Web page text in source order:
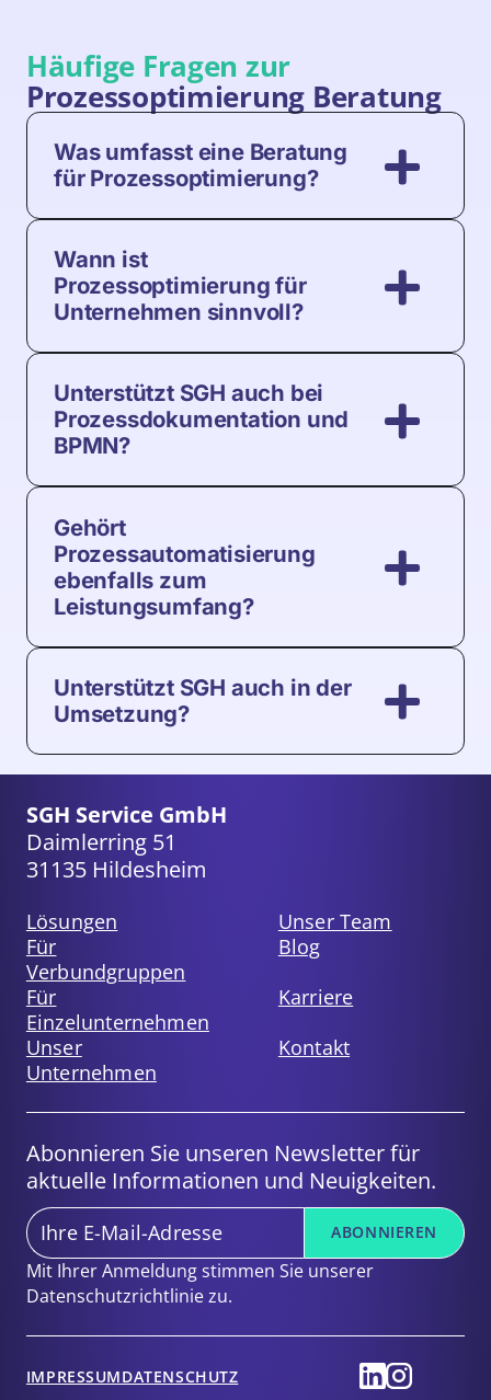
Häufige Fragen zur
Prozessoptimierung Beratung
Was umfasst eine Beratung
für Prozessoptimierung?
Wann ist
Prozessoptimierung für
Unternehmen sinnvoll?
Unterstützt SGH auch bei
Prozessdokumentation und
BPMN?
Gehört
Prozessautomatisierung
ebenfalls zum
Leistungsumfang?
Unterstützt SGH auch in der
Umsetzung?
SGH Service GmbH
Daimlerring 51
31135 Hildesheim
Lösungen
Unser Team
Für
Verbundgruppen
Blog
Für
Einzelunternehmen
Karriere
Unser
Unternehmen
Kontakt
Abonnieren Sie unseren Newsletter für
aktuelle Informationen und Neuigkeiten.
E-
Mail
*
ABONNIEREN
Mit Ihrer Anmeldung stimmen Sie unserer
Datenschutzrichtlinie zu.
IMPRESSUMDATENSCHUTZ
SGHSGH